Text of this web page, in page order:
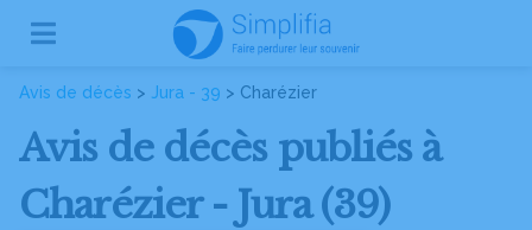
Avis de décès > Jura - 39 > Charézier
Avis de décès publiés à
Charézier - Jura (39)